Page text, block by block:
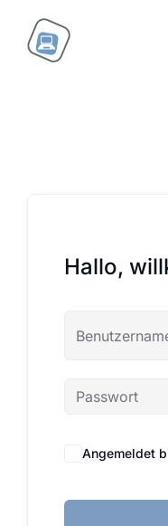
Inhalt
springen
Hallo,
Angemeldet